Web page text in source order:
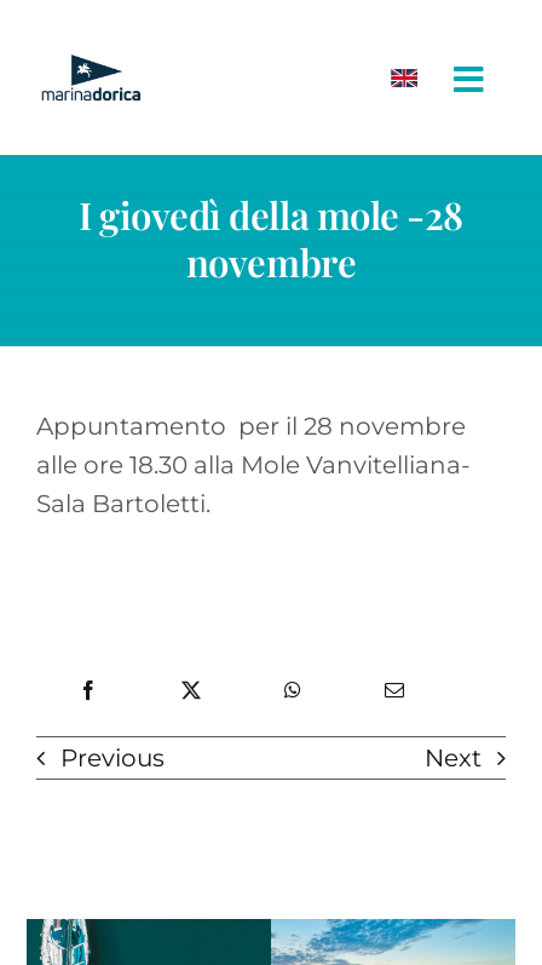
contenuto
I giovedì della mole -28
novembre
Appuntamento per il 28 novembre
alle ore 18.30 alla Mole Vanvitelliana-
Sala Bartoletti.
Previous Next